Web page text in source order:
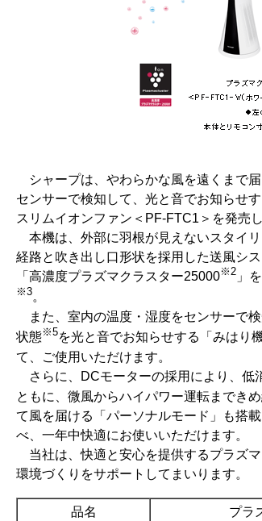
シャープは、やわらかな風を遠くまで
センサーで検知して、光と音でお知らせ
スリムイオンファン＜PF-FTC1＞を発売し
本機は、外部に羽根が見えないスタイ
経路と吹き出し口形状を採用した送風シ
「高濃度プラズマクラスター25000※2 」
※3。
また、室内の温度・湿度をセンサーで
状態※5を光と音でお知らせする「みはり
て、ご使用いただけます。
さらに、DCモーターの採用により、低
ともに、微風からハイパワー運転までき
て風を届ける「パーソナルモード」も搭
べ、一年中快適にお使いいただけます。
当社は、快適と安心を提供するプラズ
環境づくりをサポートしてまいります。
品名 プラ